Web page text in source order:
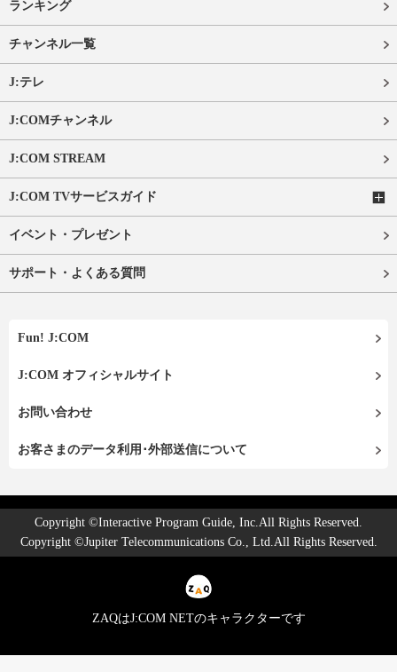
ランキング
チャンネル一覧
J:テレ
J:COMチャンネル
J:COM STREAM
J:COM TVサービスガイド
イベント・プレゼント
サポート・よくある質問
Fun! J:COM
J:COM オフィシャルサイト
お問い合わせ
お客さまのデータ利用･外部送信について
Copyright ©Interactive Program Guide, Inc.All Rights Reserved.
Copyright ©Jupiter Telecommunications Co., Ltd.All Rights Reserved.
ZAQはJ:COM NETのキャラクターです